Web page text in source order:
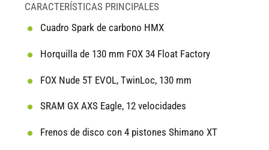
CARACTERÍSTICAS PRINCIPALES
Cuadro Spark de carbono HMX
Horquilla de 130 mm FOX 34 Float Factory
FOX Nude 5T EVOL, TwinLoc, 130 mm
SRAM GX AXS Eagle, 12 velocidades
Frenos de disco con 4 pistones Shimano XT